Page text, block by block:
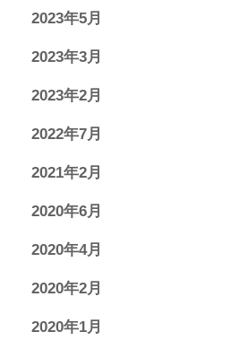
2023年5月
2023年3月
2023年2月
2022年7月
2021年2月
2020年6月
2020年4月
2020年2月
2020年1月